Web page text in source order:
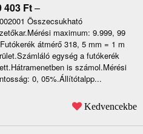
403 Ft–
Összecsukható
maximum: 9.999, 99
átmérő 318, 5 mm = 1 m
egység a futókerék
is számol.Mérési
0, 05%.Állítótalpp...
Kedvencekbe